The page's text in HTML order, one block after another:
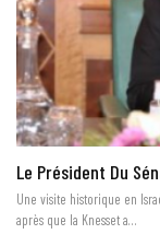
Le Président Du
Une visite historique en
après que la Knesset a…